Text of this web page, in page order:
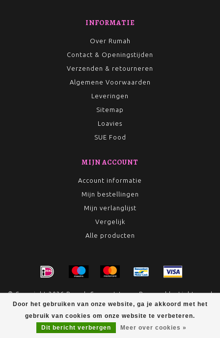
Door het gebruiken van onze website, ga je akkoord met het
gebruik van cookies om onze website te verbeteren.
Dit bericht verbergen
Meer over cookies »
INFORMATIE
Over Rumah
Contact & Openingstijden
Verzenden & retourneren
Algemene Voorwaarden
Leveringen
Sitemap
Loavies
SUE Food
MIJN ACCOUNT
Account informatie
Mijn bestellingen
Mijn verlanglijst
Vergelijk
Alle producten
© Copyright 2026 Rumah Conceptstore - Powered byLightspeed
- Theme by Dyvelopment